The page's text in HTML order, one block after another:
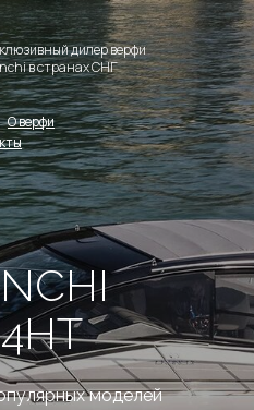
дилер верфи
в странах СНГ
О верфи
моделей